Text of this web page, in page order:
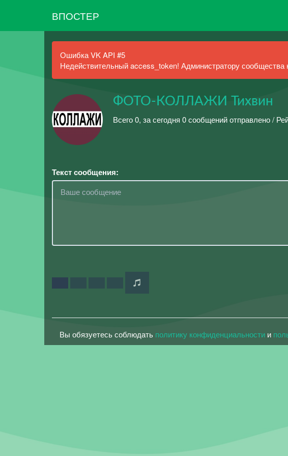
ВПОСТЕР
Ошибка VK API #5
Недействительный access_token! Администратору сообщества
ФОТО-КОЛЛАЖИ Тихвин
Всего 0, за сегодня 0 сообщений отправлено /
Текст сообщения:
Вы обязуетесь соблюдать политику конфиденциальности и